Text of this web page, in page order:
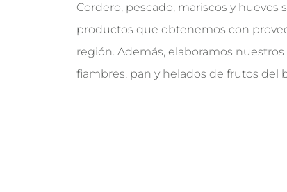
Cordero, pescado, mariscos y huevos
productos que obtenemos con
región. Además, elaboramos
fiambres, pan y helados de frutos del